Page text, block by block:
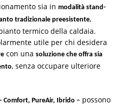
sia in modalità stand-
tradizionale preesistente,
termico della caldaia.
utile per chi desidera
con una soluzione che offra sia
, senza occupare ulteriore
Comfort, PureAir, Ibrido – possono